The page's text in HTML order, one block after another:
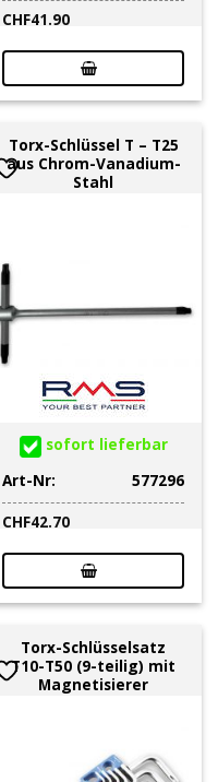
CHF41.90
Torx-Schlüssel T – T25
aus Chrom-Vanadium-
Stahl
sofort lieferbar
Art-Nr:
577296
CHF42.70
Torx-Schlüsselsatz
T10-T50 (9-teilig) mit
Magnetisierer